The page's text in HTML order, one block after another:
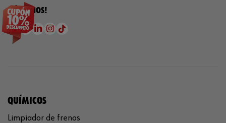
¡SÍGUENOS!
QUÍMICOS
Limpiador de frenos